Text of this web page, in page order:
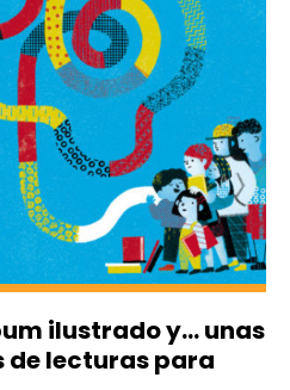
ilustrado y… unas
de lecturas para